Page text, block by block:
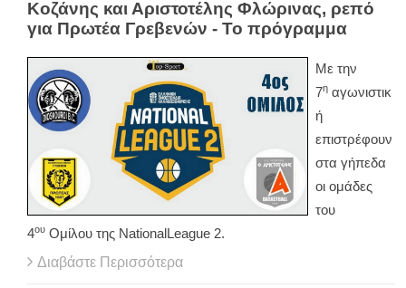
Κοζάνης και Αριστοτέλης Φλώρινας, ρεπό
για Πρωτέα Γρεβενών - Το πρόγραμμα
Με την
7η αγωνιστικ
ή
επιστρέφουν
στα γήπεδα
οι ομάδες
του
4ου Ομίλου της National League 2.
Διαβάστε Περισσότερα